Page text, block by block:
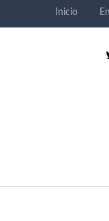
Inicio